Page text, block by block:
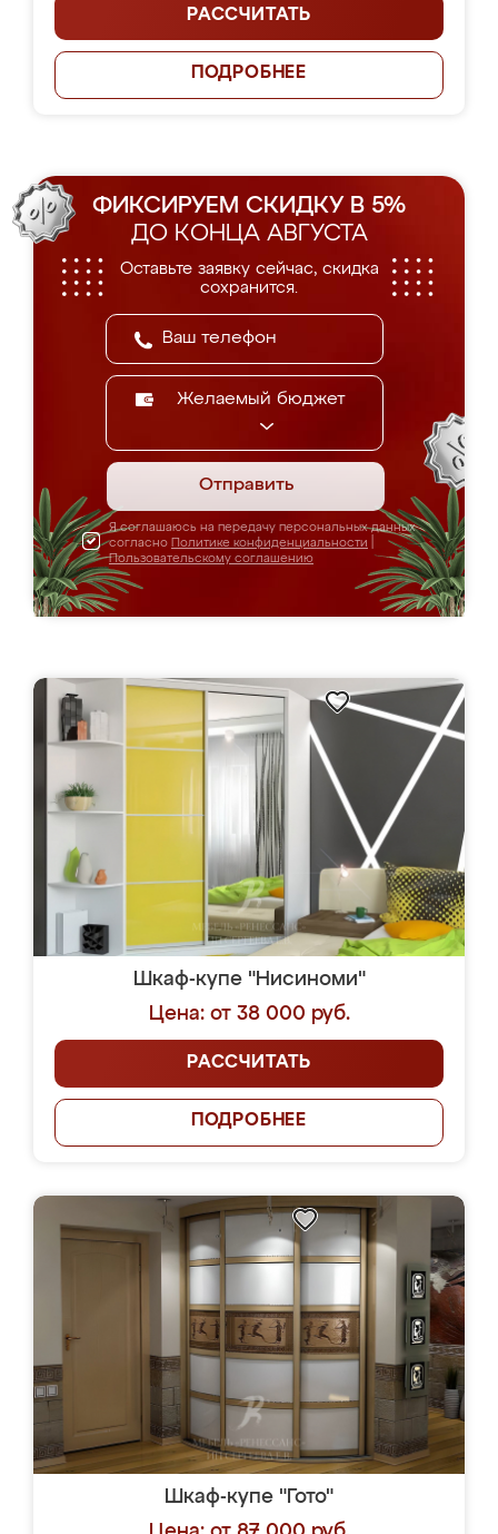
РАССЧИТАТЬ
ПОДРОБНЕЕ
ФИКСИРУЕМ СКИДКУ В 5%
ДО КОНЦА АВГУСТА
Оставьте заявку сейчас, скидка
сохранится.
Желаемый бюджет
Отправить
Я соглашаюсь на передачу персональных данных
согласно Политике конфиденциальности
Пользовательскому соглашению
Шкаф-купе "Нисиноми"
Цена: от 38 000 руб.
РАССЧИТАТЬ
ПОДРОБНЕЕ
Шкаф-купе "Гото"